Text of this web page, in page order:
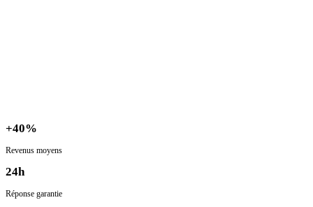
+40%
Revenus moyens
24h
Réponse garantie